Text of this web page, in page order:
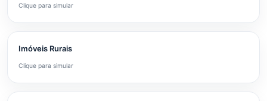
Clique para simular
Imóveis Rurais
Clique para simular